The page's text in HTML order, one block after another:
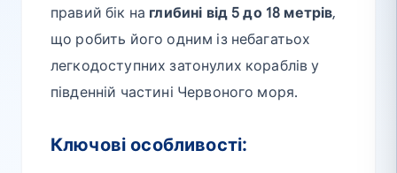
правий бік на глибині від 5 до 18 метрів,
що робить його одним із небагатьох
легкодоступних затонулих кораблів у
південній частині Червоного моря.
Ключові особливості: